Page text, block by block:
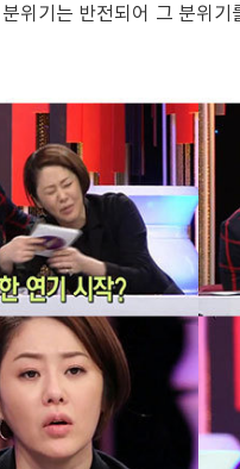
위기는 반전되어 그 분위